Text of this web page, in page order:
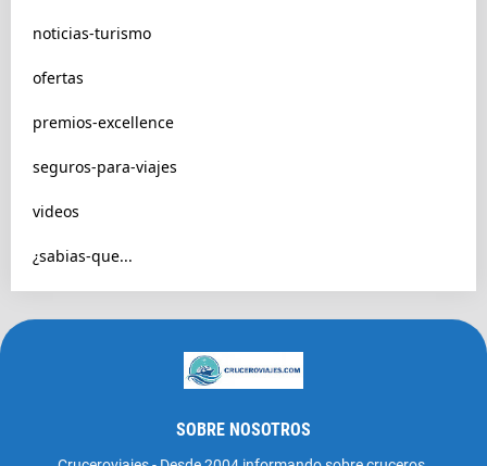
noticias-turismo
ofertas
premios-excellence
seguros-para-viajes
videos
¿sabias-que...
SOBRE NOSOTROS